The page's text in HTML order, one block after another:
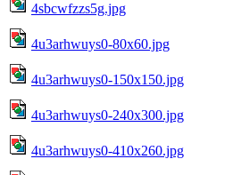
4sbcwfzzs5g.jpg
4u3arhwuys0-80x60.jpg
4u3arhwuys0-150x150.jpg
4u3arhwuys0-240x300.jpg
4u3arhwuys0-410x260.jpg